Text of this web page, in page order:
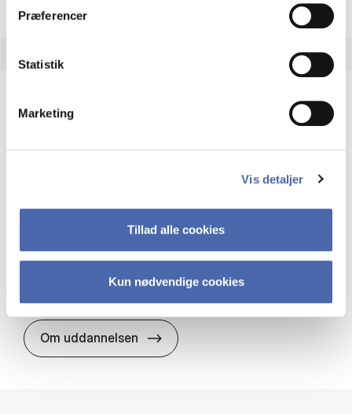
Præferencer
Statistik
Marketing
Vis detaljer
Tillad alle cookies
Kun nødvendige cookies
HA(it.) - erhvervs­økonomi og informations­
virksomheders muligheder og udfordringer inden
Organisation og ledelse
Om uddannelsen HA(it.) - erhvervs­økonomi og